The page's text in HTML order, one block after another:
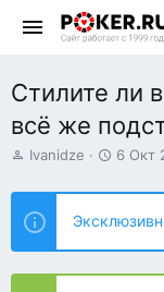
Стилите ли
всё же
А
т
о
р
т
е
Ivanidze
Д
т
н
а
ч
6 Окт